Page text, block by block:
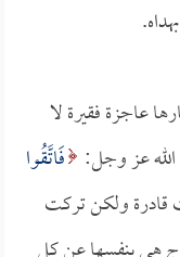
عاجزة فقيرة لا
عز وجل: فَاتَّقُوا
كانت قادرة ولكن تركت